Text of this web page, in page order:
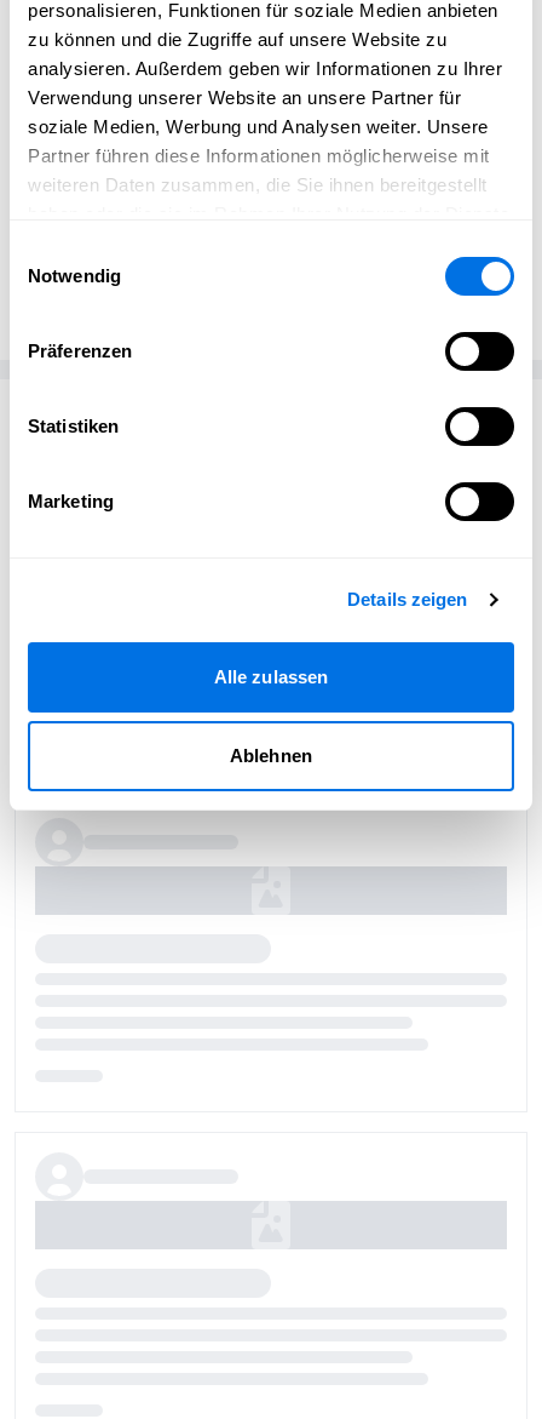
personalisieren, Funktionen für soziale Medien anbieten
zu können und die Zugriffe auf unsere Website zu
analysieren. Außerdem geben wir Informationen zu Ihrer
Verwendung unserer Website an unsere Partner für
soziale Medien, Werbung und Analysen weiter. Unsere
Partner führen diese Informationen möglicherweise mit
weiteren Daten zusammen, die Sie ihnen bereitgestellt
Notwendig
Präferenzen
Statistiken
Marketing
Details zeigen
Alle zulassen
Ablehnen
Funktionen und viele weitere, spannende Geschichten
aus unserer Stadt erwarten uns. Genießen Sie die
Feiertage mit Ihren Liebsten, kommen Sie gut ins neue
Jahr – und bleiben Sie unserer Plattform weiterhin
verbunden!
Ladenburg erleben
Passend zum Thema